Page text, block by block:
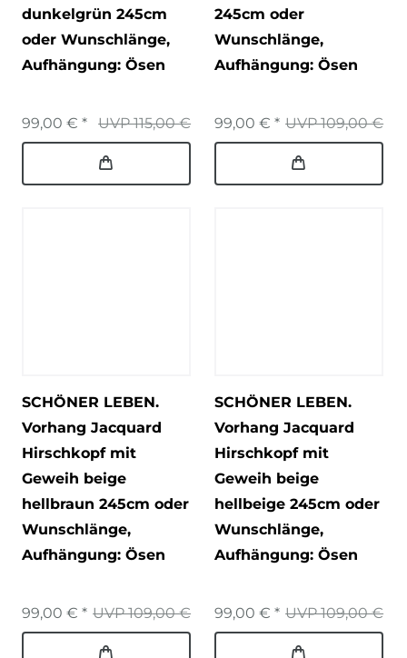
dunkelgrün 245cm
oder Wunschlänge,
Aufhängung: Ösen
UVP 115,00 €
99,00 € *
245cm oder
Wunschlänge,
Aufhängung: Ösen
UVP 109,00 €
99,00 € *
SCHÖNER LEBEN.
Vorhang Jacquard
Hirschkopf mit
Geweih beige
hellbraun 245cm oder
Wunschlänge,
Aufhängung: Ösen
UVP 109,00 €
99,00 € *
SCHÖNER LEBEN.
Vorhang Jacquard
Hirschkopf mit
Geweih beige
hellbeige 245cm oder
Wunschlänge,
Aufhängung: Ösen
UVP 109,00 €
99,00 € *